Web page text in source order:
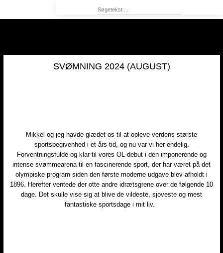
SVØMNING 2024 (AUGUST)
Mikkel og jeg havde glædet os til at opleve verdens største
sportsbegivenhed i et års tid, og nu var vi her endelig.
Forventningsfulde og klar til vores OL-debut i den imponerende og
intense svømmearena til en fascinerende sport, der har været på det
olympiske program siden den første moderne udgave blev afholdt i
1896. Herefter ventede der otte andre idrætsgrene over de følgende 10
dage. Det skulle vise sig at blive de vildeste, sjoveste og mest
fantastiske sportsdage i mit liv. ​